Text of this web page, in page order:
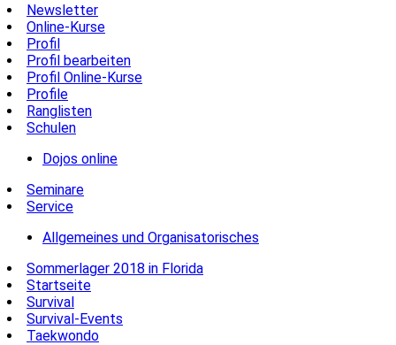
Newsletter
Online-Kurse
Profil
Profil bearbeiten
Profil Online-Kurse
Profile
Ranglisten
Schulen
Dojos online
Seminare
Service
Allgemeines und Organisatorisches
Sommerlager 2018 in Florida
Startseite
Survival
Survival-Events
Taekwondo